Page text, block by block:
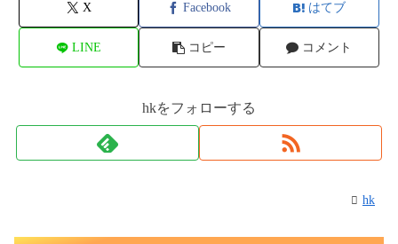
X Facebook はてブ
LINE コピー コメント
hkをフォローする
hk